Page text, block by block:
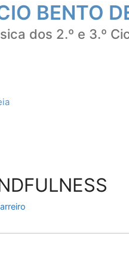
BENTO
dos 2.º e 3.º